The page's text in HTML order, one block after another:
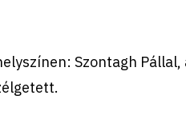
Szontagh Pállal,